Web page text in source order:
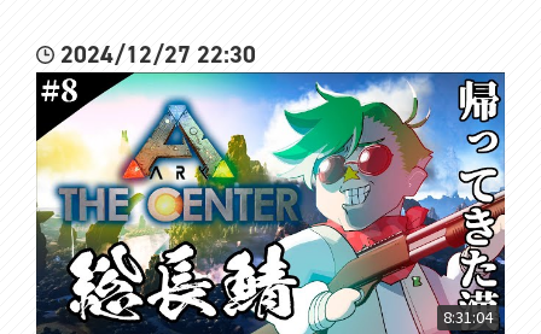
2024/12/27 22:30
8:31:04